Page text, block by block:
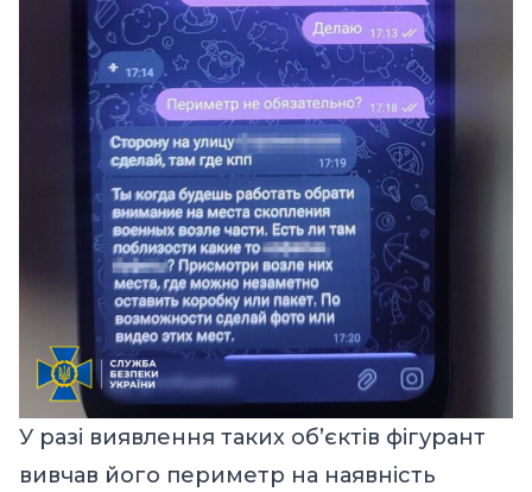
У разі виявлення таких об’єктів фігурант
вивчав його периметр на наявність